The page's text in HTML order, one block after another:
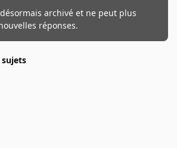
archivé et ne peut plus
réponses.